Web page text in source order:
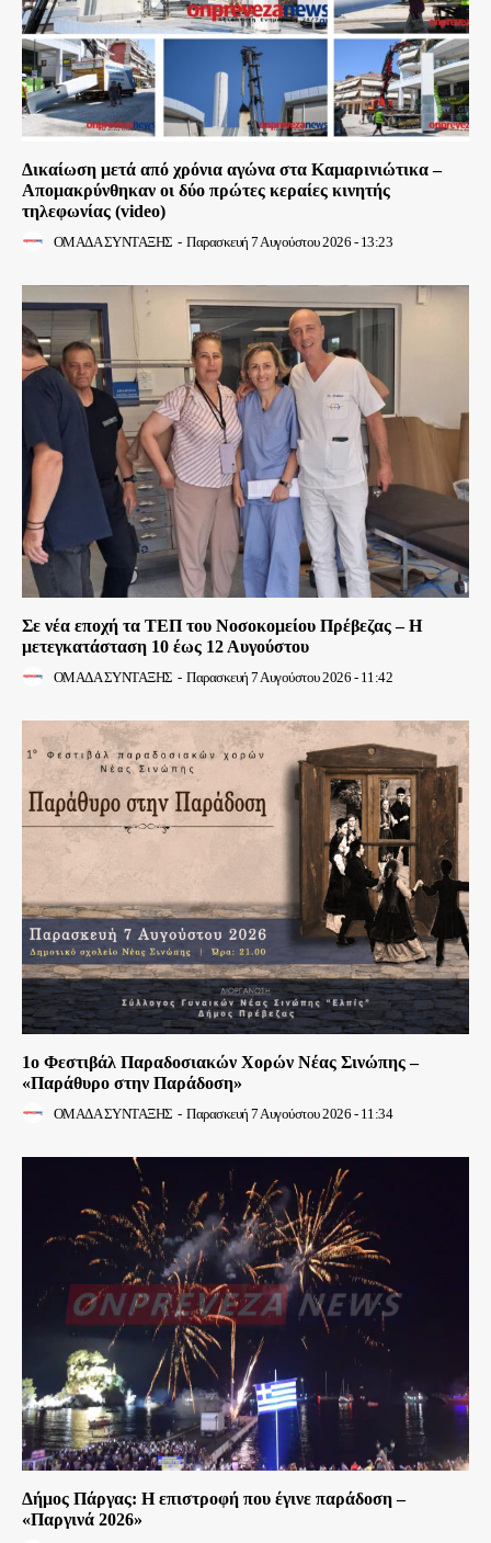
Δικαίωση μετά από χρόνια αγώνα στα Καμαρινιώτικα –
Απομακρύνθηκαν οι δύο πρώτες κεραίες κινητής
τηλεφωνίας (video)
ΟΜΑΔΑ ΣΥΝΤΑΞΗΣ - Παρασκευή 7 Αυγούστου 2026 - 13:23
Σε νέα εποχή τα ΤΕΠ του Νοσοκομείου Πρέβεζας – Η
μετεγκατάσταση 10 έως 12 Αυγούστου
ΟΜΑΔΑ ΣΥΝΤΑΞΗΣ - Παρασκευή 7 Αυγούστου 2026 - 11:42
1ο Φεστιβάλ Παραδοσιακών Χορών Νέας Σινώπης –
«Παράθυρο στην Παράδοση»
ΟΜΑΔΑ ΣΥΝΤΑΞΗΣ - Παρασκευή 7 Αυγούστου 2026 - 11:34
Δήμος Πάργας: Η επιστροφή που έγινε παράδοση –
«Παργινά 2026»